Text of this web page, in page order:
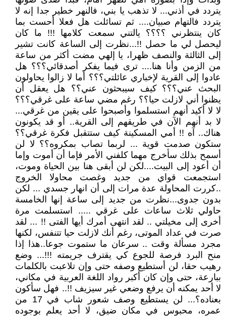
يتردد في أذني... لا تذهب يا بني، فالنهر خطير جدا إنه لا
يتردد فالتهام صبيان.... ثم تسائلت هل فعلا أحست بما
كان ينتظرني ؟؟؟؟ يالتني سمعت كلامها !!! ما كان
ليحصل لي ما حصل !!...نظرت إلى الساعة كانت تشير
إلى الثالثة والنصف ظهرا، يا إلهي مضت أكثر من ساعة
من الزمن وأنا هنا.... ترى فيما يفكر أصدقائي؟؟؟ هل
عادوا إلى القرية لإخباري عائلتي؟؟؟ أما لا زالوا يحاولون
البحث عني؟؟؟ كيف سيبحثون عني؟؟ هل يعقل أن
يظنوا أني لازلت حيا؟؟ رغم مضي ساعة على غرقي؟؟؟
لا لا أكيد أنهم استسلموا وأصبحوا على يقين من غرقي...
لا بد أنهم الآن في طريقهم إلى القرية.. أو قد يكونون
هناك.. آه !! أمي المسكينة كيف ستتقبل فكرة غرقي؟؟
ستكون صدمت قوية ... لربما تصاب بمكروه؟؟ لا لن
أسمح بذلك سأخرج مهما كلفني الأمر فإما أن أموت وإما
أن أعود إلى البيت....لكن لن أبقى هنا بين الحياة وموت،
استجمعت قواي من جديد وغصت محاولا الخروج
..كررت المحاولة عدة مرات إلى أن انهار جسدي ... لكن
بدون جدوى...نظرت من جديد إلى ساعة إنها الخامسة
حاولي ثلاث ساعات على غرقي ..... استسلمت مرة
أخرى إلى مخيلتي .. لقد انتهى أمرك أيها الفتى !! ... لقد
صرت في عداد الموتى، رغم أنك لازلت حيا تتنفس، لكنها
مجرد مسألة وقت .. سرعان ما ستموت جوعا..هذا إذا
منح البرد فرصة للجوع كي يقترف جريمته !!!... وضع
رهيب حقا، لن أستطيع وصفه حتى وإن تلاعبت بالكلمات
ببارعة، حتى وإن كان أكبر رواد اللغة العربية في مكاني،
لا أحد يمكنه أن يرفع وضعي غير سيزيف !!.. فهل سأكون
بعناده؟... لن يستطيع وصف شعور شاب في 17 من
عمره، محبوس في مكان ضيق، لا أحد يعلم بوجوده